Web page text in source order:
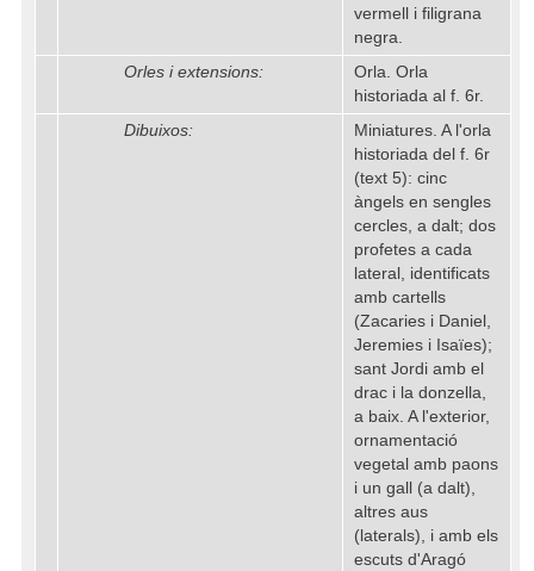
vermell i filigrana
negra.
Orles i extensions:
Orla. Orla
historiada al f. 6r.
Dibuixos:
Miniatures. A l'orla
historiada del f. 6r
(text 5): cinc
àngels en sengles
cercles, a dalt; dos
profetes a cada
lateral, identificats
amb cartells
(Zacaries i Daniel,
Jeremies i Isaïes);
sant Jordi amb el
drac i la donzella,
a baix. A l'exterior,
ornamentació
vegetal amb paons
i un gall (a dalt),
altres aus
(laterals), i amb els
escuts d'Aragó